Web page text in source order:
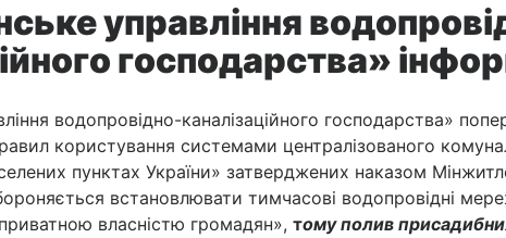
управління
господарства»
водопровідно-каналізаційного господарства»
користування системами централізованого
пунктах України» затверджених наказом
встановлювати тимчасові водопровідні
власністю громадян», тому полив